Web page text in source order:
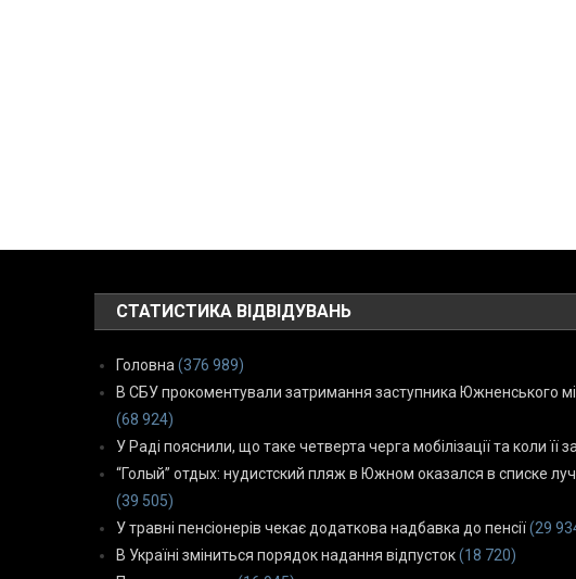
СТАТИСТИКА ВІДВІДУВАНЬ
Головна (376 989)
В СБУ прокоментували затримання заступника Южненського
(68 924)
У Раді пояснили, що таке четверта черга мобілізації та коли її
“Голый” отдых: нудистский пляж в Южном оказался в списке
(39 505)
У травні пенсіонерів чекає додаткова надбавка до пенсії (29
В Україні зміниться порядок надання відпусток (18 720)